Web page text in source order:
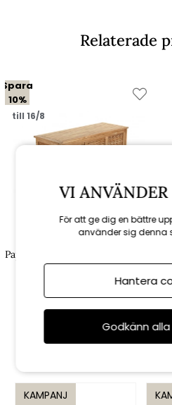
Relaterade
Spara
10%
till 16/8
Brafab
Papaya förvaringslåda 130x51 cm
H 60 cm - teak
6 561 kr 7 290 kr
KAMPANJ
VI
För att ge dig en bättre
använder sig denna
Hantera
Godkänn